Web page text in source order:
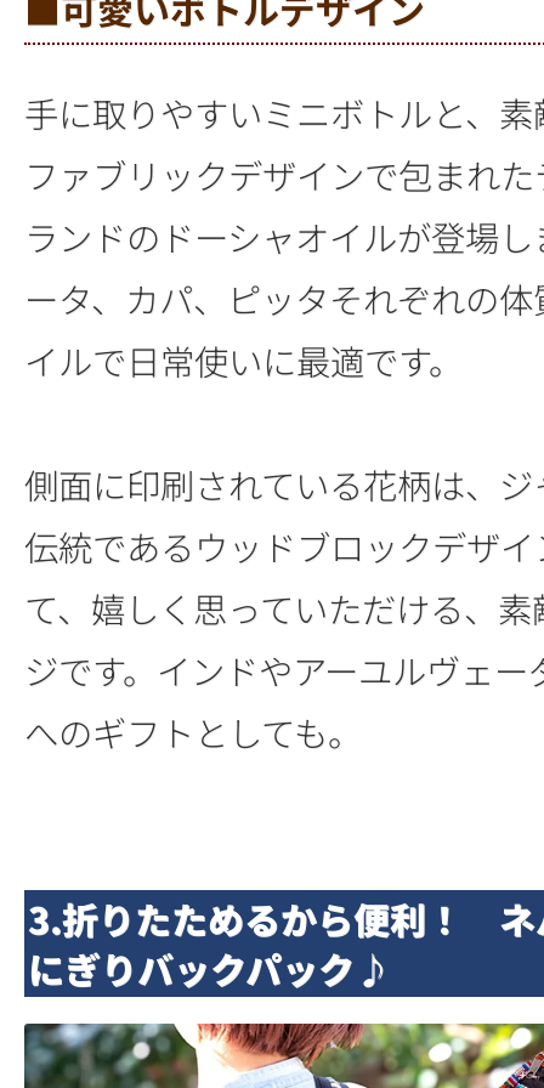
手に取りやすいミニボトルと、
ファブリックデザインで包まれ
ランドのドーシャオイルが登場
ータ、カパ、ピッタそれぞれの
イルで日常使いに最適です。
側面に印刷されている花柄は、
伝統であるウッドブロックデザ
て、嬉しく思っていただける、
ジです。インドやアーユルヴェ
へのギフトとしても。
3.折りたためるから便利！ ネ
にぎりバックパック♪